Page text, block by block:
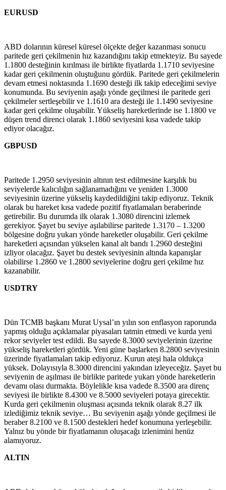
EURUSD
ABD dolarının küresel küresel ölçekte değer kazanması sonucu
paritede geri çekilmenin hız kazandığını takip etmekteyiz. Bu sayede
1.1800 desteğinin kırılması ile birlikte fiyatlarda 1.1710 seviyesine
kadar geri çekilmenin oluştuğunu gördük. Paritede geri çekilmelerin
devam etmesi noktasında 1.1690 desteği ilk takip edeceğimi seviye
konumunda. Bu seviyenin aşağı yönde geçilmesi ile paritede geri
çekilmeler sertleşebilir ve 1.1610 ara desteği ile 1.1490 seviyesine
kadar geri çekilme oluşabilir. Yükseliş hareketlerinde ise 1.1800 ve
düşen trend direnci olarak 1.1860 seviyesini kısa vadede takip
ediyor olacağız.
GBPUSD
Paritede 1.2950 seviyesinin altının test edilmesine karşılık bu
seviyelerde kalıcılığın sağlanamadığını ve yeniden 1.3000
seviyesinin üzerine yükseliş kaydedildiğini takip ediyoruz. Teknik
olarak bu hareket kısa vadede pozitif fiyatlamaları beraberinde
getirebilir. Bu durumda ilk olarak 1.3080 direncini izlemek
gerekiyor. Şayet bu seviye aşılabilirse paritede 1.3170 – 1.3200
bölgesine doğru yukarı yönde hareketler oluşabilir. Geri çekilme
hareketleri açısından yükselen kanal alt bandı 1.2960 desteğini
izliyor olacağız. Şayet bu destek seviyesinin altında kapanışlar
olabilirse 1.2860 ve 1.2800 seviyelerine doğru geri çekilme hız
kazanabilir.
USDTRY
Dün TCMB başkanı Murat Uysal’ın yılın son enflasyon raporunda
yapmış olduğu açıklamalar piyasaları tatmin etmedi ve kurda yeni
rekor seviyeler test edildi. Bu sayede 8.3000 seviyelerinin üzerine
yükseliş hareketleri gördük. Yeni güne başlarken 8.2800 seviyesinin
üzerinde fiyatlamaları takip ediyoruz. Kurun ateşi hala oldukça
yüksek. Dolayısıyla 8.3000 direncini yakından izleyeceğiz. Şayet bu
seviyenin de aşılması ile birlikte paritede yukarı yönde hareketlerin
devamı olası durmakta. Böylelikle kısa vadede 8.3500 ara direnç
seviyesi ile birlikte 8.4300 ve 8.5000 seviyeleri potaya girecektir.
Kurda geri çekilmenin oluşması açısında teknik olarak 8.27 ilk
izlediğimiz teknik seviye… Bu seviyenin aşağı yönde geçilmesi ile
beraber 8.2100 ve 8.1500 destekleri hedef konumuna yerleşebilir.
Yalnız bu yönde bir fiyatlamanın oluşacağı izlenimini henüz
alamıyoruz.
ALTIN